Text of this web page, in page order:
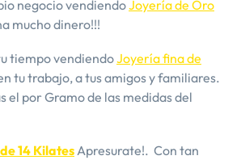
negocio vendiendoJoyería de Oro
mucho dinero!!!
tiempo vendiendoJoyería fina de
tu trabajo, a tus amigos y familiares.
el por Gramo de las medidas del
14 Kilates ​Apresurate!. ​ Con tan